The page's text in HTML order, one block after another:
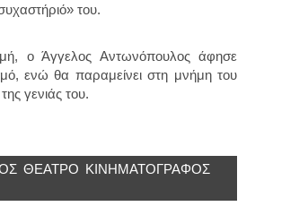
του.
ο Άγγελος Αντωνόπουλος άφησε
ενώ θα παραμείνει στη μνήμη του
γενιάς του.
ΘΈΑΤΡΟ ΚΙΝΗΜΑΤΟΓΡΑΦΟΣ